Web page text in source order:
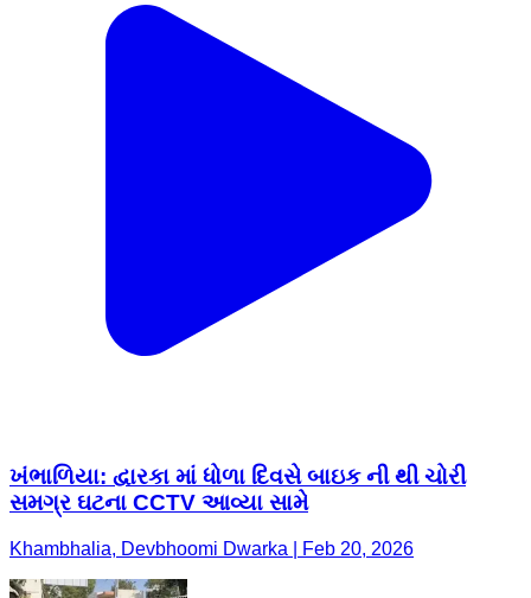
ખંભાળિયા: દ્વારકા માં ધોળા દિવસે બાઇક ની થી ચોરી
સમગ્ર ઘટના CCTV આવ્યા સામે
Khambhalia, Devbhoomi Dwarka | Feb 20, 2026